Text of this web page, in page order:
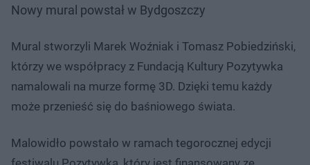
Nowy mural powstał w Bydgoszczy
Mural stworzyli Marek Woźniak i Tomasz Pobiedziński,
którzy we współpracy z Fundacją Kultury Pozytywka
namalowali na murze formę 3D. Dzięki temu każdy
może przenieść się do baśniowego świata.
Malowidło powstało w ramach tegorocznej edycji